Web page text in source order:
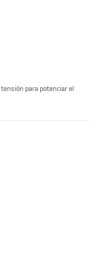
para potenciar el